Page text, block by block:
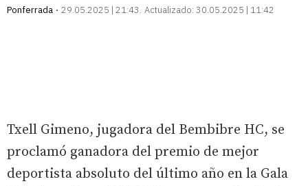
Ponferrada
29.05.2025 | 21:43 Actualizado: 30.05.2025 | 11:42
Txell Gimeno, jugadora del Bembibre HC, se
proclamó ganadora del premio de mejor
deportista absoluto del último año en la Gala